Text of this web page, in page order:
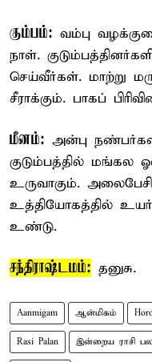
கும்பம்: வம்பு
நாள்.
செய்வீர்கள். மாற்று
சீராக்கும். பாகப்
மீனம்: அன்பு
குடும்பத்தில் மங்கல
உருவாகும்.
உத்தியோகத்தில் உயர்
உண்டு.
சந்திராஷ்டமம்: தனுசு.
Aanmigam ஆன்மிகம்
Rasi Palan இன்றைய ராசி